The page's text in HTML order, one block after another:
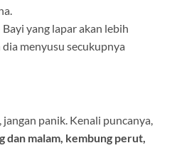
Bayi yang lapar akan lebih
menyusu secukupnya
, jangan panik. Kenali puncanya,
dan malam, kembung perut,